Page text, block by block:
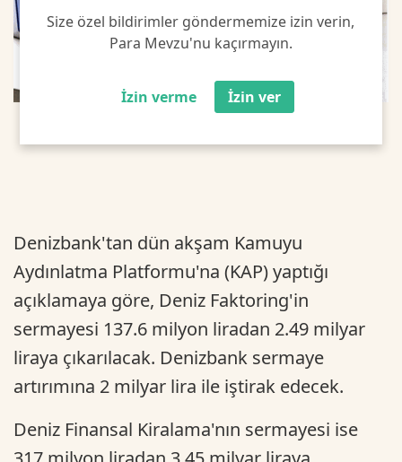
Size özel bildirimler göndermemize izin verin,
Para Mevzu'nu kaçırmayın.
İzin verme İzin ver
Denizbank'tan dün akşam Kamuyu
Aydınlatma Platformu'na (KAP) yaptığı
açıklamaya göre, Deniz Faktoring'in
sermayesi 137.6 milyon liradan 2.49 milyar
liraya çıkarılacak. Denizbank sermaye
artırımına 2 milyar lira ile iştirak edecek.
Deniz Finansal Kiralama'nın sermayesi ise